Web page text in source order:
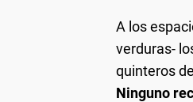
A los
verduras-
quinteros
Ninguno